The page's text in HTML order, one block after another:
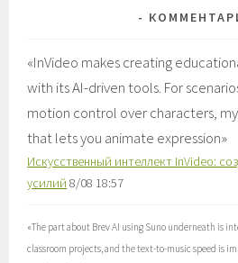
«InVideo makes creating
with its AI-driven tools. For
motion control over characters,
that lets you animate expression»
Искусственный интеллект InVideo:
усилий 8/08 18:57
«The part about Brev AI using Suno underneath is
classroom projects, and the text-to-music speed is